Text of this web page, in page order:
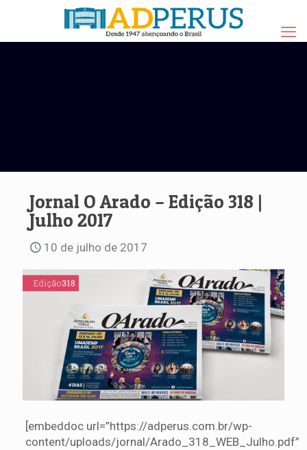
Jornal O Arado – Edição 318 |
Julho 2017
10 de julho de 2017
[embeddoc url=”https://adperus.com.br/wp-
content/uploads/jornal/Arado_318_WEB_Julho.pdf”